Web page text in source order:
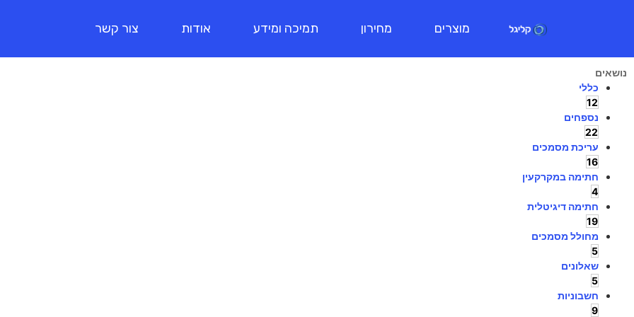
מוצרים מחירון תמיכה ומידע אודות צור קשר
נושאים
כללי
12
נספחים
22
עריכת מסמכים
16
חתימה במקרקעין
4
חתימה דיגיטלית
19
מחולל מסמכים
5
שאלונים
5
חשבוניות
9